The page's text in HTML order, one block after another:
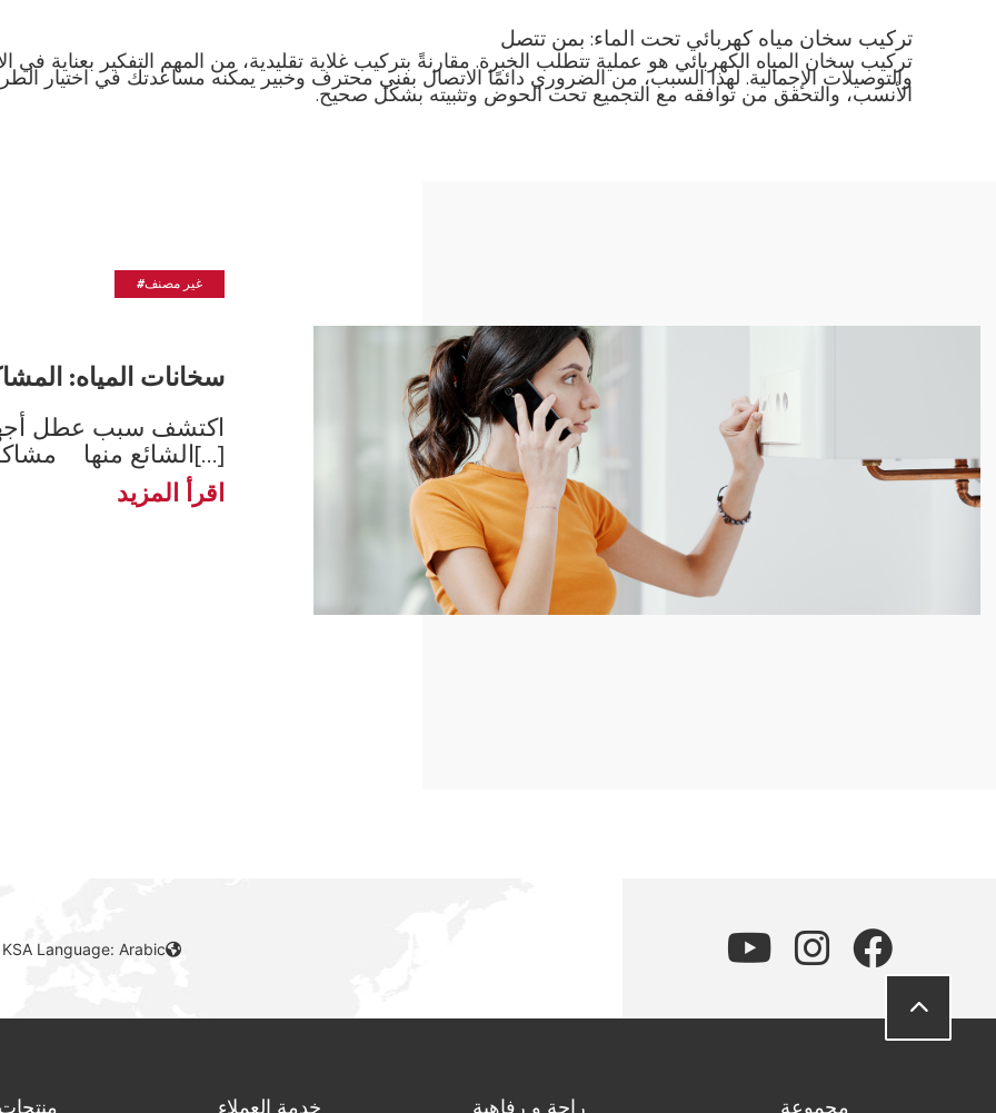
تركيب سخان مياه كهربائي تحت الماء: بمن تتصل
تركيب سخان المياه الكهربائي هو عملية تتطلب الخبرة. مقارنةً بتركيب غلاية تقليدية، من المهم التفكير بعناية في
والتوصيلات الإجمالية. لهذا السبب، من الضروري دائمًا الاتصال بفني محترف وخبير يمكنه مساعدتك في اختيار
الأنسب، والتحقق من توافقه مع التجميع تحت الحوض وتثبيته بشكل صحيح.
#غير مصنف
سخانات المياه:
اكتشف سبب عطل
الشائع منها مشاكل سخان الم[...]
اقرأ المزيد
Language: Arabic
مجموعة راحة و رفاهية خدمة العملاء منتجات